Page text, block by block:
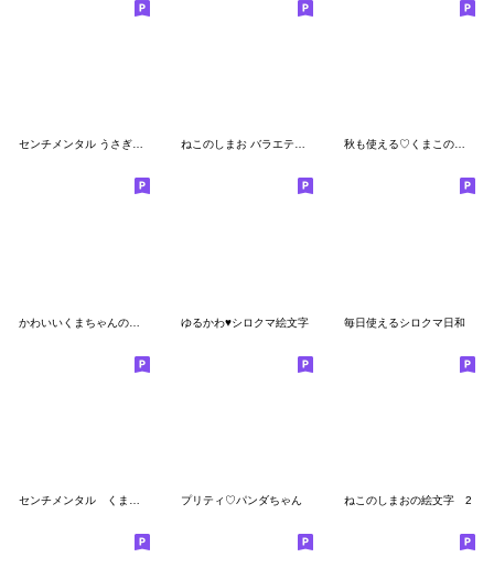
センチメンタル うさぎちゃん ねこのしまお バラエティパック 秋も使える♡くまこの絵文字
ゆるかわ♥シロクマ絵文字 毎日使えるシロクマ日和
プリティ♡パンダちゃん ねこのしまおの絵文字 2